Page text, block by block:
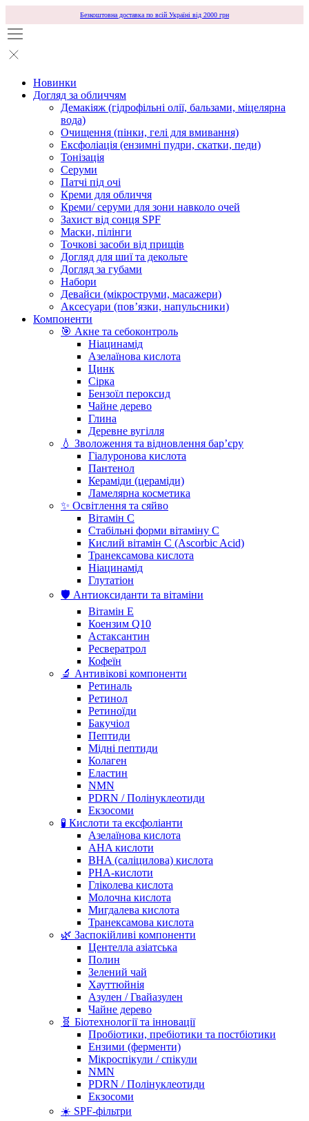
Безкоштовна доставка по всій Україні від 2000 грн
Новинки
Догляд за обличчям
Демакіяж (гідрофільні олії, бальзами, міцелярна
вода)
Очищення (пінки, гелі для вмивання)
Ексфоліація (ензимні пудри, скатки, педи)
Тонізація
Серуми
Патчі під очі
Креми для обличчя
Креми/ серуми для зони навколо очей
Захист від сонця SPF
Маски, пілінги
Точкові засоби від прищів
Догляд для шиї та декольте
Догляд за губами
Набори
Девайси (мікроструми, масажери)
Аксесуари (повʼязки, напульсники)
Компоненти
🎯 Акне та себоконтроль
Ніацинамід
Азелаїнова кислота
Цинк
Сірка
Бензоїл пероксид
Чайне дерево
Глина
Деревне вугілля
💧 Зволоження та відновлення бар’єру
Гіалуронова кислота
Пантенол
Кераміди (цераміди)
Ламелярна косметика
✨ Освітлення та сяйво
Вітамін С
Стабільні форми вітаміну С
Кислий вітамін С (Ascorbic Acid)
Транексамова кислота
Ніацинамід
Глутатіон
🛡️ Антиоксиданти та вітаміни
Вітамін Е
Коензим Q10
Астаксантин
Ресвератрол
Кофеїн
🔬 Антивікові компоненти
Ретиналь
Ретинол
Ретиноїди
Бакучіол
Пептиди
Мідні пептиди
Колаген
Еластин
NMN
PDRN / Полінуклеотиди
Екзосоми
🧪 Кислоти та ексфоліанти
Азелаїнова кислота
AHA кислоти
BHA (саліцилова) кислота
PHA-кислоти
Гліколева кислота
Молочна кислота
Мигдалева кислота
Транексамова кислота
🌿 Заспокійливі компоненти
Центелла азіатська
Полин
Зелений чай
Хауттюйнія
Азулен / Гвайазулен
Чайне дерево
🧬 Біотехнології та інновації
Пробіотики, пребіотики та постбіотики
Ензими (ферменти)
Мікроспікули / спікули
NMN
PDRN / Полінуклеотиди
Екзосоми
☀️ SPF-фільтри